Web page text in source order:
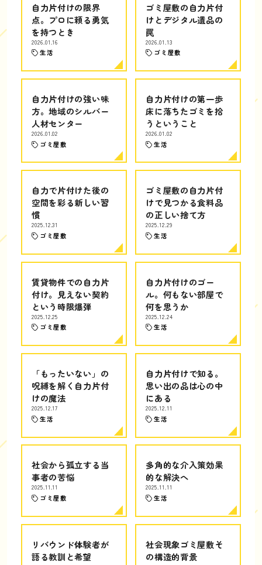
自力片付けの限界
点。プロに頼る勇気
を持つとき
2026.01.16
生活
ゴミ屋敷の自力片付
けとデジタル遺品の
罠
2026.01.13
ゴミ屋敷
自力片付けの強い味
方。地域のシルバー
人材センター
2026.01.02
ゴミ屋敷
自力片付けの第一歩
床に落ちたゴミを拾
うということ
2026.01.02
生活
自力で片付けた後の
空間を彩る新しい習
慣
2025.12.31
ゴミ屋敷
ゴミ屋敷の自力片付
けで見つかる食料品
の正しい捨て方
2025.12.29
生活
賃貸物件での自力片
付け。見えない契約
という時限爆弾
2025.12.25
ゴミ屋敷
自力片付けのゴー
ル。何もない部屋で
何を思うか
2025.12.24
生活
「もったいない」の
呪縛を解く自力片付
けの魔法
2025.12.17
生活
自力片付けで知る。
思い出の品は心の中
にある
2025.12.11
生活
社会から孤立する当
事者の苦悩
2025.11.11
ゴミ屋敷
多角的な介入策効果
的な解決へ
2025.11.11
生活
リバウンド体験者が
語る教訓と希望
社会現象ゴミ屋敷そ
の構造的背景